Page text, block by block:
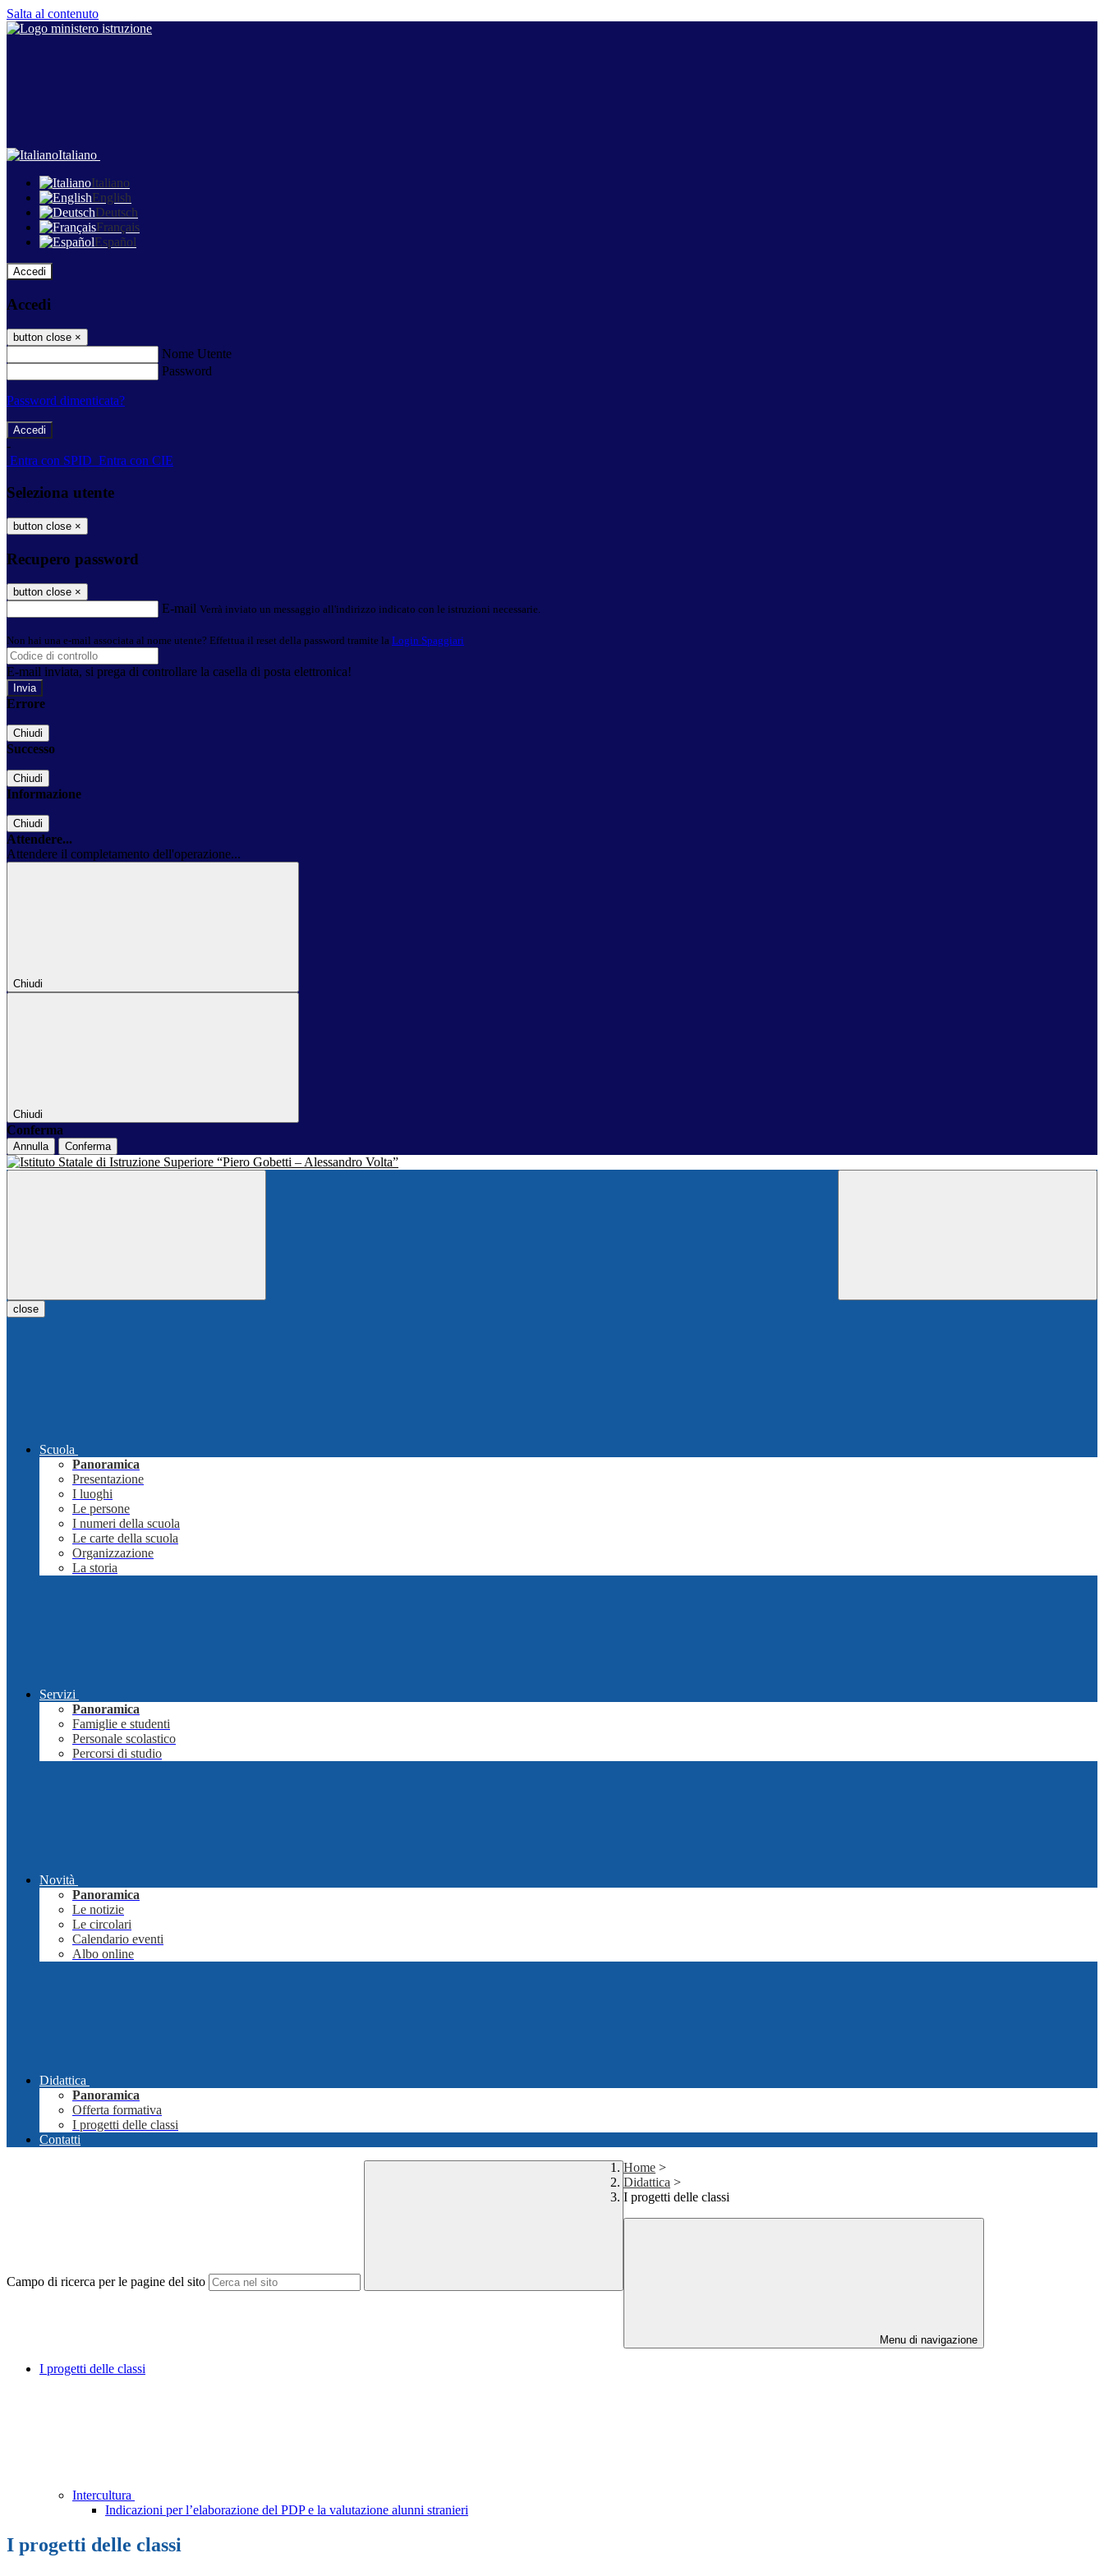
Salta al contenuto
Italiano
Italiano
English
Deutsch
Français
Español
Accedi
Accedi
button close ×
Nome Utente
Password
Password dimenticata?
-
Entra con SPID Entra con CIE
Seleziona utente
button close ×
Recupero password
button close ×
E-mail Verrà inviato un messaggio all'indirizzo indicato con le istruzioni necessarie.
Non hai una e-mail associata al nome utente? Effettua il reset della password tramite la Login Spaggiari
E-mail inviata, si prega di controllare la casella di posta elettronica!
Errore
Chiudi
Successo
Chiudi
Informazione
Chiudi
Attendere...
Attendere il completamento dell'operazione...
Chiudi
Chiudi
Conferma
Annulla Conferma
close
Scuola
Panoramica
Presentazione
I luoghi
Le persone
I numeri della scuola
Le carte della scuola
Organizzazione
La storia
Servizi
Panoramica
Famiglie e studenti
Personale scolastico
Percorsi di studio
Novità
Panoramica
Le notizie
Le circolari
Calendario eventi
Albo online
Didattica
Panoramica
Offerta formativa
I progetti delle classi
Contatti
Campo di ricerca per le pagine del sito
Home >
Didattica >
I progetti delle classi
Menu di navigazione
I progetti delle classi
Intercultura
Indicazioni per l’elaborazione del PDP e la valutazione alunni stranieri
I progetti delle classi